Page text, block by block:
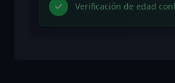
Verificación de edad